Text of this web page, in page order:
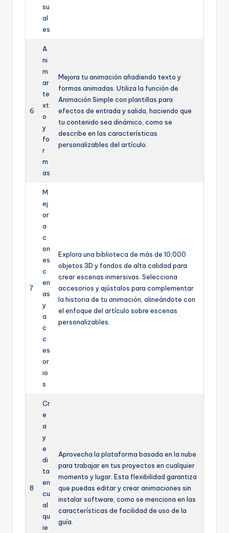
su
al
es
6
A
ni
m
ar
te
xt
o
y
fo
r
m
as
Mejora tu animación añadiendo texto y
formas animadas. Utiliza la función de
Animación Simple con plantillas para
efectos de entrada y salida, haciendo que
tu contenido sea dinámico, como se
describe en las características
personalizables del artículo.
7
M
ej
or
a
c
on
es
c
en
as
y
a
c
c
es
or
io
s
Explora una biblioteca de más de 10,000
objetos 3D y fondos de alta calidad para
crear escenas inmersivas. Selecciona
accesorios y ajústalos para complementar
la historia de tu animación, alineándote con
el enfoque del artículo sobre escenas
personalizables.
8
Cr
e
a
y
e
di
ta
en
cu
al
qu
ie
Aprovecha la plataforma basada en la nube
para trabajar en tus proyectos en cualquier
momento y lugar. Esta flexibilidad garantiza
que puedas editar y crear animaciones sin
instalar software, como se menciona en las
características de facilidad de uso de la
guía.